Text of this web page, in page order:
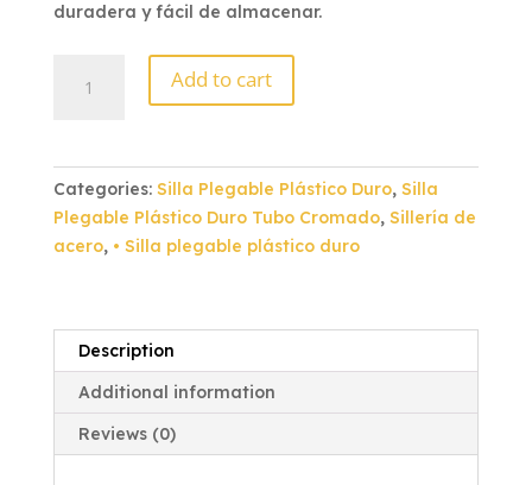
duradera y fácil de almacenar.
Plegable
Silver
quantity
Add to cart
Categories: Silla Plegable Plástico Duro, Silla
Plegable Plástico Duro Tubo Cromado, Sillería de
acero, • Silla plegable plástico duro
Description
Additional information
Reviews (0)